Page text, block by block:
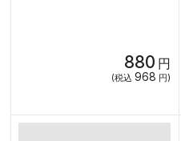
880 円
(税込 968 円)